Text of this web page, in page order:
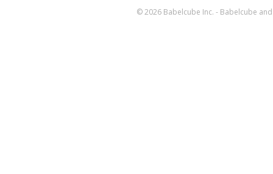
© 2026 Babelcube Inc. - Babelcube